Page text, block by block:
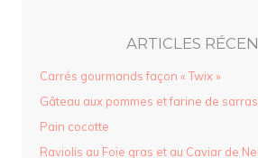
ARTICLES
Carrés gourmands façon « Twix »
Gâteau aux pommes et farine de
Pain cocotte
Raviolis au Foie gras et au Caviar de